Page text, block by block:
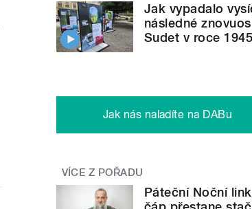
Jak vypadalo
následné
Sudet v roce
Jak nás naladíte na DABu
VÍCE Z POŘADU
Páteční Noční